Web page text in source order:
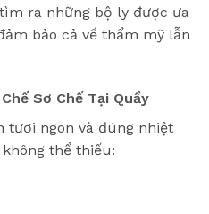
ra những bộ ly được ưa
bảo cả về thẩm mỹ lẫn
Sơ Chế Tại Quầy
tươi ngon và đúng nhiệt
thể thiếu: